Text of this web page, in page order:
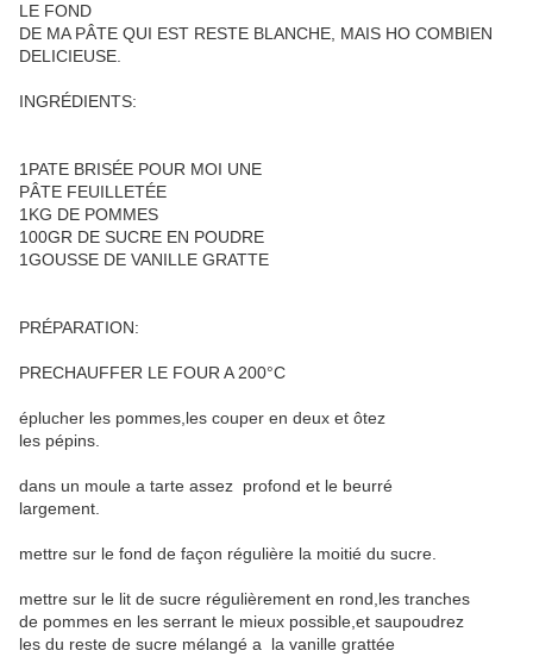
LE FOND
DE MA PÂTE QUI EST RESTE BLANCHE, MAIS HO COMBIEN
DELICIEUSE.
INGRÉDIENTS:
1PATE BRISÉE POUR MOI UNE
PÂTE FEUILLETÉE
1KG DE POMMES
100GR DE SUCRE EN POUDRE
1GOUSSE DE VANILLE GRATTE
PRÉPARATION:
PRECHAUFFER LE FOUR A 200°C
éplucher les pommes,les couper en deux et ôtez
les pépins.
dans un moule a tarte assez profond et le beurré
largement.
mettre sur le fond de façon régulière la moitié du sucre.
mettre sur le lit de sucre régulièrement en rond,les tranches
de pommes en les serrant le mieux possible,et saupoudrez
les du reste de sucre mélangé a la vanille grattée